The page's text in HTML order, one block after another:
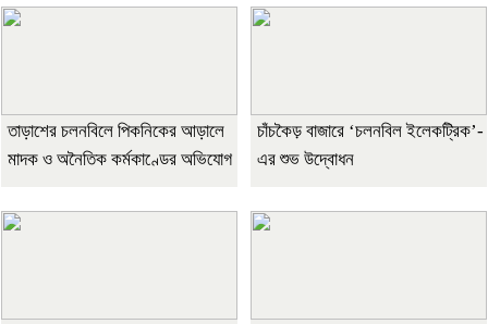
তাড়াশের চলনবিলে পিকনিকের আড়ালে
মাদক ও অনৈতিক কর্মকাণ্ডের অভিযোগ
চাঁচকৈড় বাজারে ‘চলনবিল ইলেকট্রিক’-
এর শুভ উদ্বোধন